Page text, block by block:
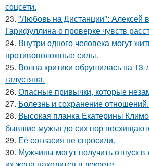
соцсети.
23. "Любовь на Дистанции": Алексей
Гарифуллина о проверке чувств
24. Внутри одного человека могут
противоположные силы.
25. Волна критики обрушилась на
галустяна.
26. Опасные привычки, которые
27. Болезнь и сохранение отношений.
28. Высокая планка Екатерины
бывшие мужья до сих пор
29. Её согласия не спросили.
30. Мужчины могут получить отпуск